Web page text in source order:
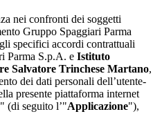
nei confronti dei soggetti
Gruppo Spaggiari Parma
specifici accordi contrattuali
Parma S.p.A. e Istituto
Salvatore Trinchese Martano,
dei dati personali dell’utente-
presente piattaforma internet
" (di seguito l’"Applicazione"),